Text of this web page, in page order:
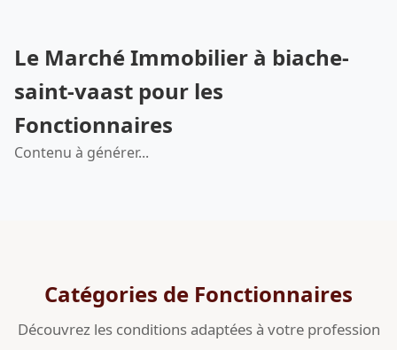
Le Marché Immobilier à biache-
saint-vaast pour les
Fonctionnaires
Contenu à générer...
Catégories de Fonctionnaires
Découvrez les conditions adaptées à votre profession